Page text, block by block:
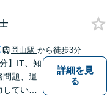
岡山駅 から徒歩3分
】IT、知
問題、遺
ていま
詳細を見
る